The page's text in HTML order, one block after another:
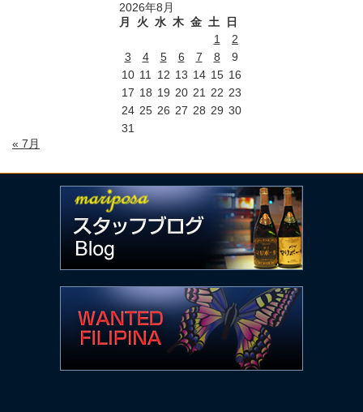
2026年8月
月
火 水 木 金 土
日
1
2
3
4 5 6 7 8
9
10 11 12 13 14 15 16
17 18 19 20 21 22 23
24 25 26 27 28 29 30
31
« 7月